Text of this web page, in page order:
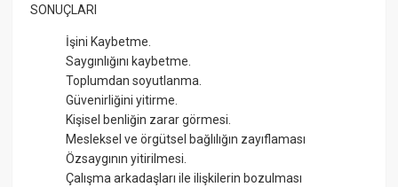
SONUÇLARI
İşini Kaybetme.
Saygınlığını kaybetme.
Toplumdan soyutlanma.
Güvenirliğini yitirme.
Kişisel benliğin zarar görmesi.
Mesleksel ve örgütsel bağlılığın zayıflaması
Özsaygının yitirilmesi.
Çalışma arkadaşları ile ilişkilerin bozulması